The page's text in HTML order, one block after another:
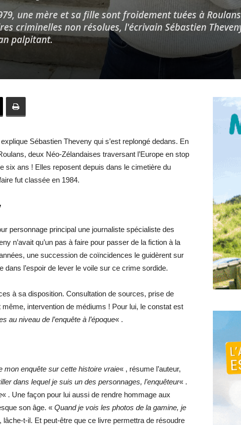
Hebdo25
une mère et sa fille sont froidement tuées à Roulans
criminelles non résolues, l'écrivain Sébastien
palpitant.
explique Sébastien Theveny qui s’est replongé dedans. En
deux Néo-Zélandaises traversant l’Europe en stop
six ans ! Elles reposent depuis dans le cimetière du
fut classée en 1984.
personnage principal une journaliste spécialiste des
n’avait qu’un pas à faire pour passer de la fiction à la
une succession de coïncidences le guidèrent sur
l’espoir de lever le voile sur ce crime sordide.
à sa disposition. Consultation de sources, prise de
intervention de médiums ! Pour lui, le constat est
au niveau de l’enquête à l’époque« .
mon enquête sur cette histoire vraie« , résume l’auteur,
dans lequel je suis un des personnages, l’enquêteur« .
« . Une façon pour lui aussi de rendre hommage aux
son âge. « Quand je vois les photos de la gamine, je
lâche-t-il. Et peut-être que ce livre permettra de résoudre